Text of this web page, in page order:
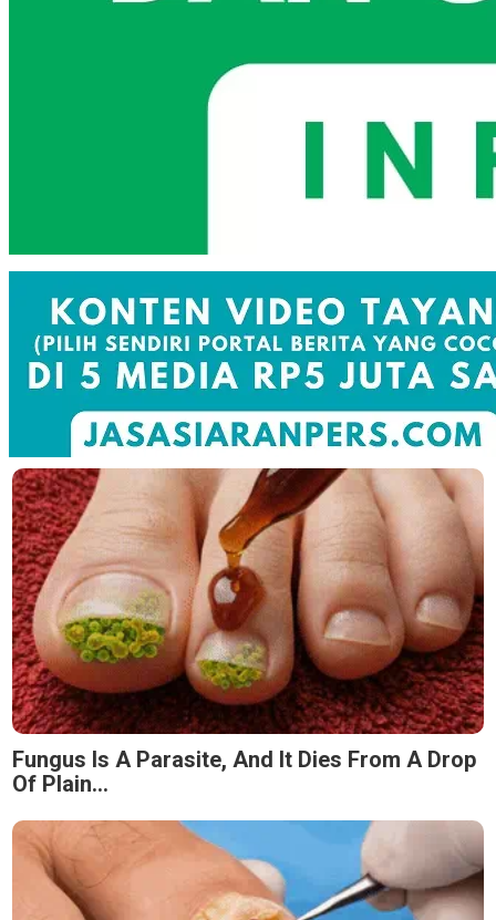
Fungus Is A Parasite, And It Dies From A Drop
Of Plain...